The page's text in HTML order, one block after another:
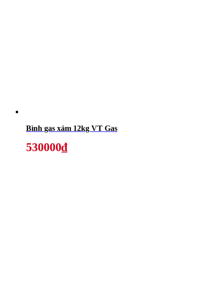
Bình gas xám 12kg VT Gas
530000₫